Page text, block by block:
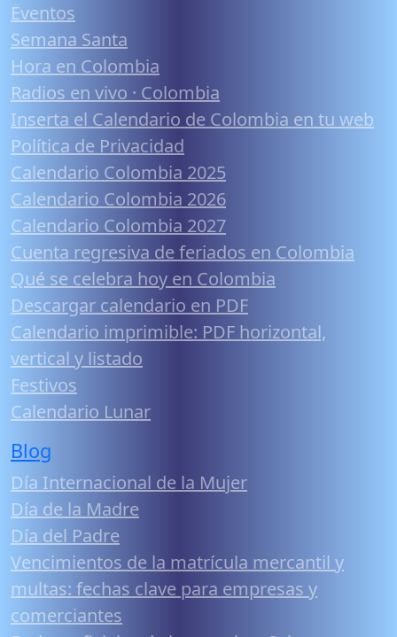
Eventos
Semana Santa
Hora en Colombia
Radios en vivo · Colombia
Inserta el Calendario de Colombia en tu web
Política de Privacidad
Calendario Colombia 2025
Calendario Colombia 2026
Calendario Colombia 2027
Cuenta regresiva de feriados en Colombia
Qué se celebra hoy en Colombia
Descargar calendario en PDF
Calendario imprimible: PDF horizontal,
vertical y listado
Festivos
Calendario Lunar
Blog
Día Internacional de la Mujer
Día de la Madre
Día del Padre
Vencimientos de la matrícula mercantil y
multas: fechas clave para empresas y
comerciantes